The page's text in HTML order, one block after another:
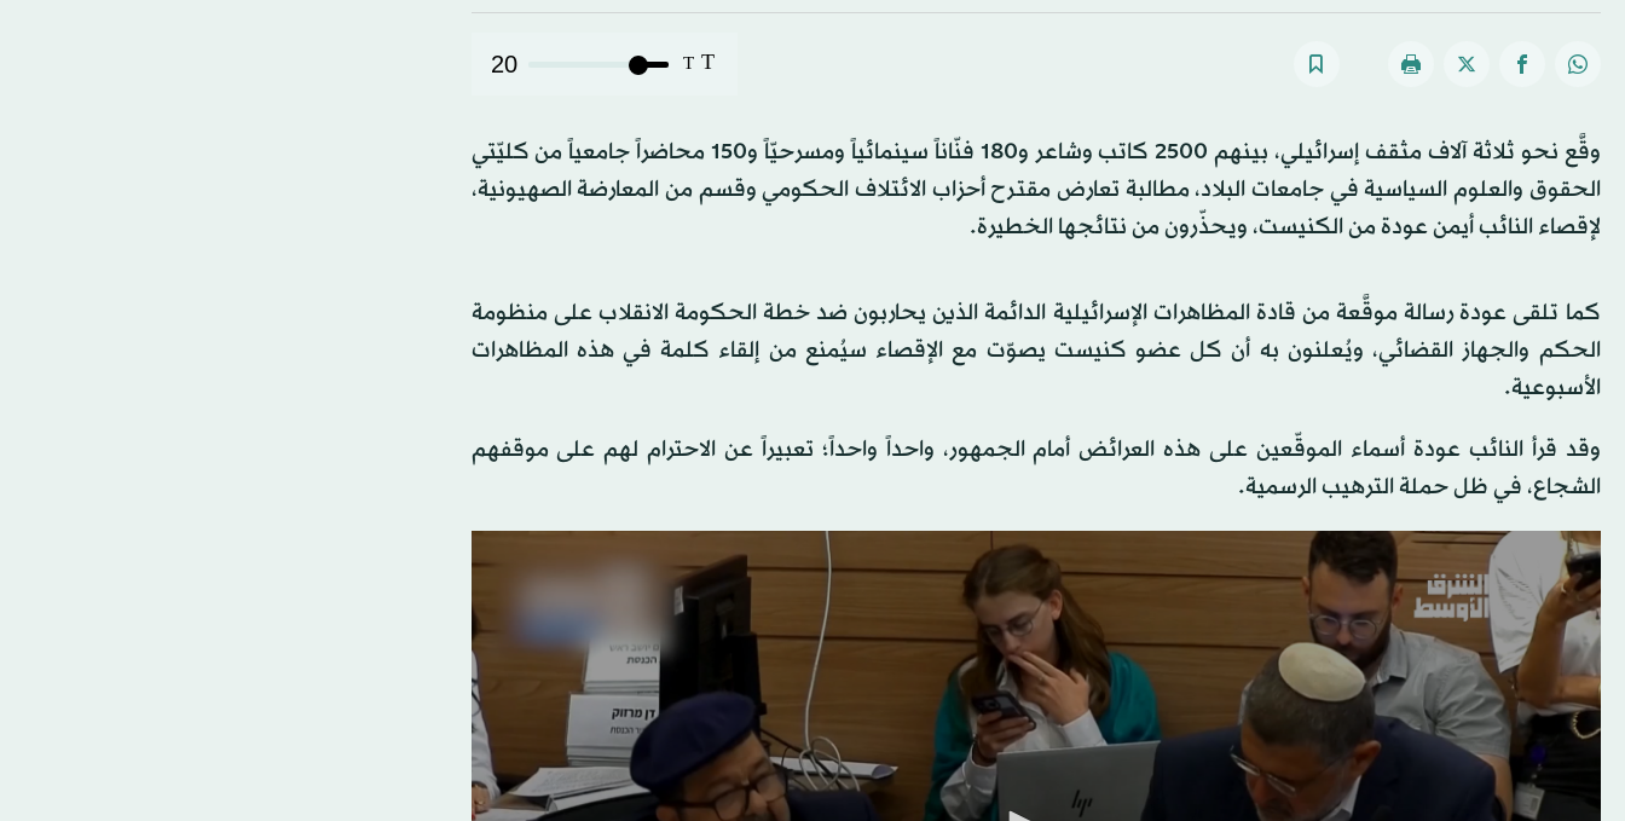
T
T
20
وقَّع نحو ثلاثة آلاف مثقف إسرائيلي، بينهم 2500 كاتب وشاعر و180 فنّاناً سينمائياً ومسرحيّاً و150 محاضراً جامعياً من كليّتي
الحقوق والعلوم السياسية في جامعات البلاد، مطالبة تعارض مقترح أحزاب الائتلاف الحكومي وقسم من المعارضة الصهيونية،
لإقصاء النائب أيمن عودة من الكنيست، ويحذّرون من نتائجها الخطيرة.
كما تلقى عودة رسالة موقَّعة من قادة المظاهرات الإسرائيلية الدائمة الذين يحاربون ضد خطة الحكومة الانقلاب على منظومة
الحكم والجهاز القضائي، ويُعلنون به أن كل عضو كنيست يصوّت مع الإقصاء سيُمنع من إلقاء كلمة في هذه المظاهرات
الأسبوعية.
وقد قرأ النائب عودة أسماء الموقّعين على هذه العرائض أمام الجمهور، واحداً واحداً؛ تعبيراً عن الاحترام لهم على موقفهم
الشجاع، في ظل حملة الترهيب الرسمية.